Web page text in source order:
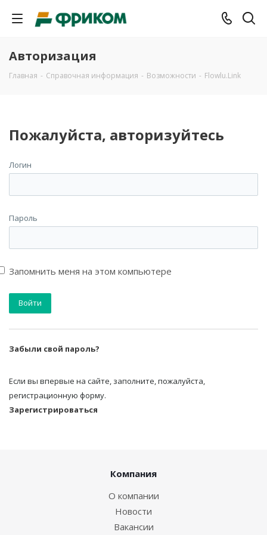
Авторизация
Главная - Справочная информация - Возможности - Flowlu.Link
Пожалуйста, авторизуйтесь
Логин
Пароль
Запомнить меня на этом компьютере
Забыли свой пароль?
Если вы впервые на сайте, заполните, пожалуйста,
регистрационную форму.
Зарегистрироваться
Компания
О компании
Новости
Вакансии